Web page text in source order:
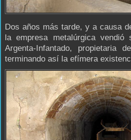
Dos años más tarde, y a causa
la empresa metalúrgica
Argenta-Infantado, propietaria
terminando así la efímera